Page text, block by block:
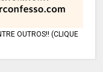
OUTROS!! (CLIQUE